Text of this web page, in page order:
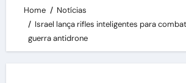
Home
Notícias
Israel lança rifles inteligentes para
guerra antidrone